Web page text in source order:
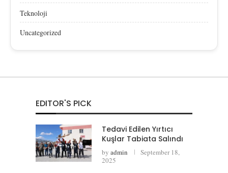
Teknoloji
Uncategorized
EDITOR'S PICK
Tedavi Edilen Yırtıcı
Kuşlar Tabiata Salındı
by admin
September 18,
2025